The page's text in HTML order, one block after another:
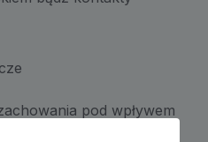
pod wpływem